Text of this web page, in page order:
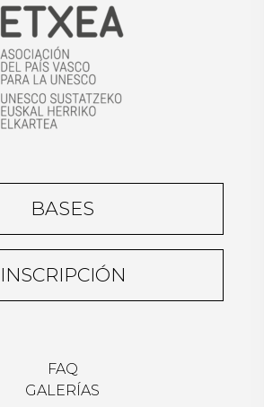
BASES
INSCRIPCIÓN
FAQ
GALERÍAS